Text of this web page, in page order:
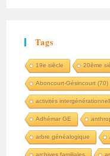
Tags
19e siècle 20ème
Aboncourt-Gésincourt (70)
activités
Adhémar GE
arbre généalogique
archives familiales